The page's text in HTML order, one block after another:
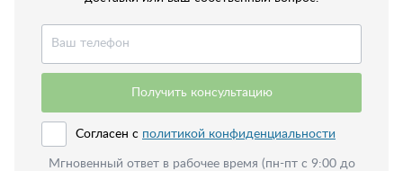
Получить консультацию
Согласен с политикой конфиденциальности
Мгновенный ответ в рабочее время (пн-пт с 9:00 до